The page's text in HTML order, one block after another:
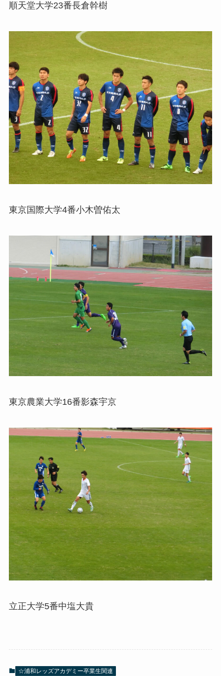
順天堂大学23番長倉幹樹
東京国際大学4番小木曽佑太
東京農業大学16番影森宇京
立正大学5番中塩大貴
☆浦和レッズアカデミー卒業生関連